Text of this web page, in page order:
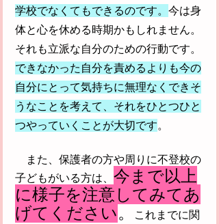
学校でなくてもできるのです。 今は身
体と心を休める時期かもしれません。
それも立派な自分のための行動です。
できなかった自分を責めるよりも今の
自分にとって気持ちに無理なくできそ
うなことを考えて、それをひとつひと
つやっていくことが大切です。
また、保護者の方や周りに不登校の
子どもがいる方は、 今まで以上
に様子を注意してみてあ
げてください。
これまでに関